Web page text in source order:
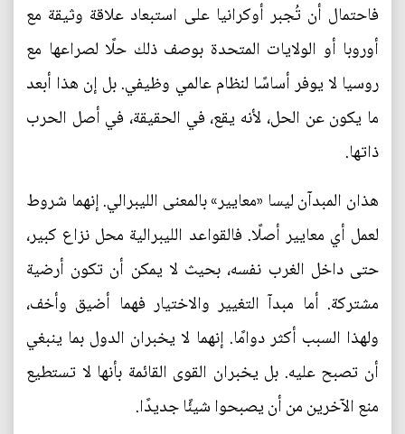
فاحتمال أن تُجبر أوكرانيا على استبعاد علاقة وثيقة مع
أوروبا أو الولايات المتحدة بوصف ذلك حلًا لصراعها مع
روسيا لا يوفر أساسًا لنظام عالمي وظيفي. بل إن هذا أبعد
ما يكون عن الحل، لأنه يقع، في الحقيقة، في أصل الحرب
ذاتها.
هذان المبدآن ليسا «معايير» بالمعنى الليبرالي. إنهما شروط
لعمل أي معايير أصلًا. فالقواعد الليبرالية محل نزاع كبير،
حتى داخل الغرب نفسه، بحيث لا يمكن أن تكون أرضية
مشتركة. أما مبدآ التغيير والاختيار فهما أضيق وأخف،
ولهذا السبب أكثر دوامًا. إنهما لا يخبران الدول بما ينبغي
أن تصبح عليه. بل يخبران القوى القائمة بأنها لا تستطيع
منع الآخرين من أن يصبحوا شيئًا جديدًا.